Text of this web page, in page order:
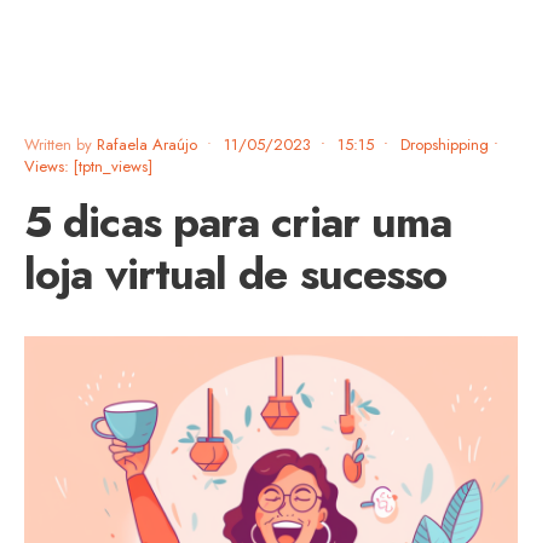
Written by Rafaela Araújo • 11/05/2023 • 15:15 • Dropshipping •
Views: [tptn_views]
5 dicas para criar uma
loja virtual de sucesso